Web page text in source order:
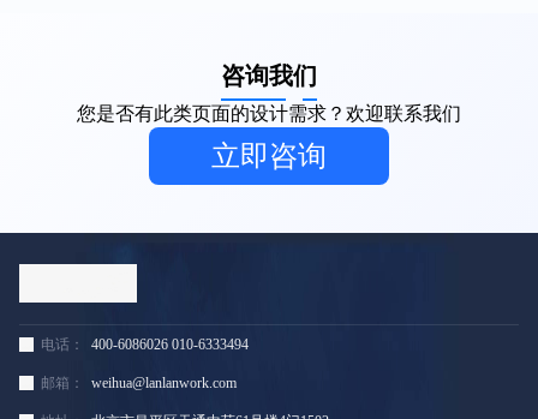
咨询我们
您是否有此类页面的设计需求？欢迎联系我们
立即咨询
电话： 400-6086026 010-6333494
邮箱： weihua@lanlanwork.com